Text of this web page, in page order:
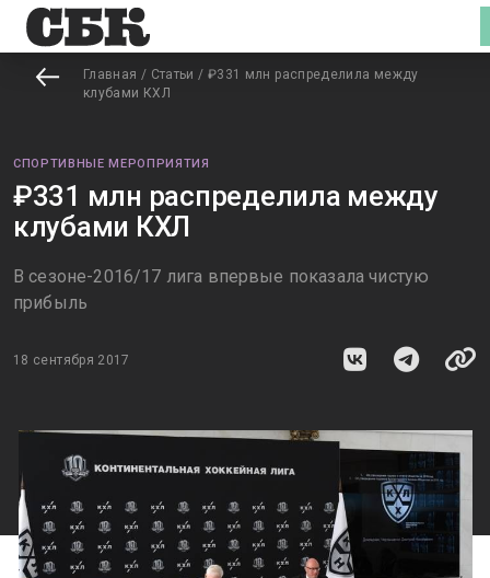
Главная / Статьи / ₽331 млн распределила между
клубами КХЛ
СПОРТИВНЫЕ МЕРОПРИЯТИЯ
₽331 млн распределила между
клубами КХЛ
В сезоне-2016/17 лига впервые показала чистую
прибыль
18 сентября 2017